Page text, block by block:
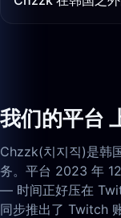
我们的平台
Chzzk(치지직)是韩
务。平台 2023 年
— 时间正好压在
同步推出了 Twitch